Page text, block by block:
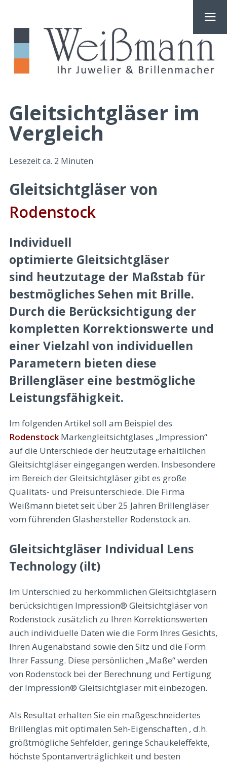
Gleitsichtgläser im
Vergleich
Lesezeit ca. 2 Minuten
Gleitsichtgläser von
Rodenstock
Individuell
optimierte Gleitsichtgläser
sind heutzutage der Maßstab für
bestmögliches Sehen mit Brille.
Durch die Berücksichtigung der
kompletten Korrektionswerte und
einer Vielzahl von individuellen
Parametern bieten diese
Brillengläser eine bestmögliche
Leistungsfähigkeit.
Im folgenden Artikel soll am Beispiel des
Rodenstock Markengleitsichtglases „Impression“
auf die Unterschiede der heutzutage erhältlichen
Gleitsichtgläser eingegangen werden. Insbesondere
im Bereich der Gleitsichtgläser gibt es große
Qualitäts- und Preisunterschiede. Die Firma
Weißmann bietet seit über 25 Jahren Brillengläser
vom führenden Glashersteller Rodenstock an.
Gleitsichtgläser Individual Lens
Technology (ilt)
Im Unterschied zu herkömmlichen Gleitsichtgläsern
berücksichtigen Impression® Gleitsichtgläser von
Rodenstock zusätzlich zu Ihren Korrektionswerten
auch individuelle Daten wie die Form Ihres Gesichts,
Ihren Augenabstand sowie den Sitz und die Form
Ihrer Fassung. Diese persönlichen „Maße“ werden
von Rodenstock bei der Berechnung und Fertigung
der Impression® Gleitsichtgläser mit einbezogen.
Als Resultat erhalten Sie ein maßgeschneidertes
Brillenglas mit optimalen Seh-Eigenschaften , d.h.
größtmögliche Sehfelder, geringe Schaukeleffekte,
höchste Spontanverträglichkeit und besten